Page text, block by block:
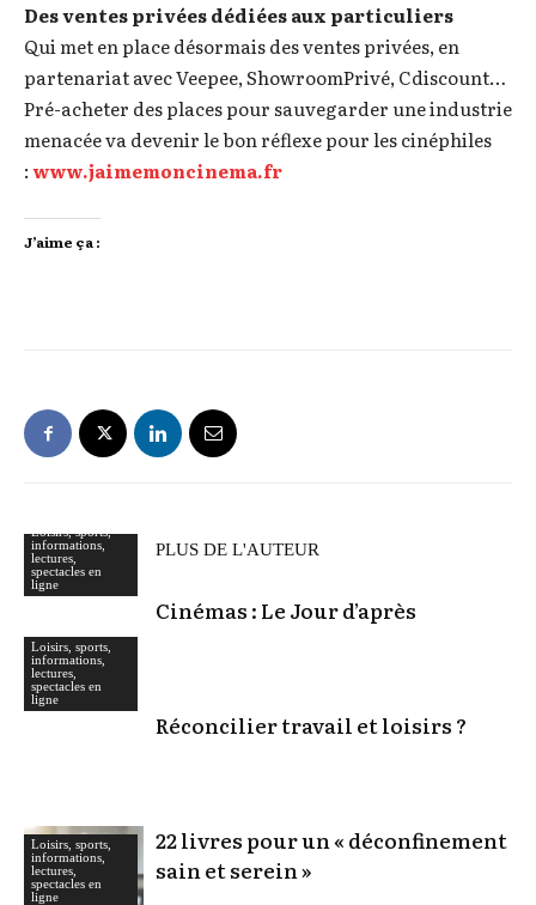
Des ventes privées dédiées aux particuliers
Qui met en place désormais des ventes privées, en
partenariat avec Veepee, ShowroomPrivé, Cdiscount…
Pré-acheter des places pour sauvegarder une industrie
menacée va devenir le bon réflexe pour les cinéphiles
:www.jaimemoncinema.fr
J’aime ça :
À lire aussi PLUS DE L'AUTEUR
Loisirs, sports,
informations,
lectures,
spectacles en
ligne
Cinémas : Le Jour d’après
Loisirs, sports,
informations,
lectures,
spectacles en
ligne
Réconcilier travail et loisirs ?
Loisirs, sports,
informations,
lectures,
spectacles en
ligne
22 livres pour un « déconfinement
sain et serein »